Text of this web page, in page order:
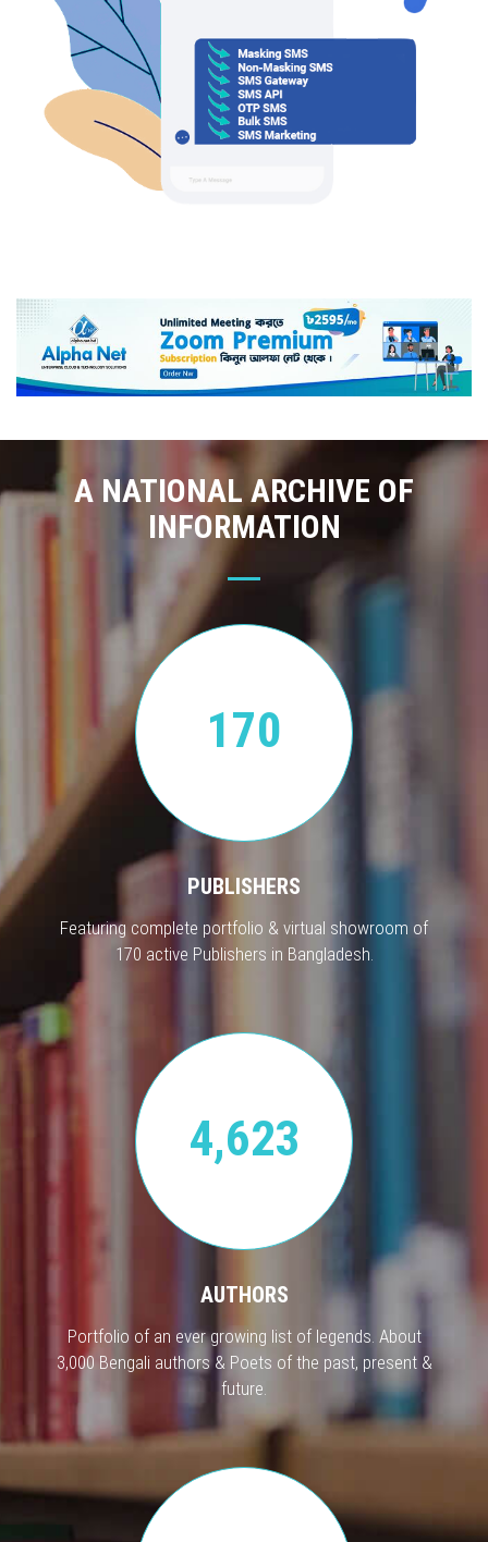
A NATIONAL ARCHIVE OF
INFORMATION
170
PUBLISHERS
Featuring complete portfolio & virtual showroom of
170 active Publishers in Bangladesh.
4,623
AUTHORS
Portfolio of an ever growing list of legends. About
3,000 Bengali authors & Poets of the past, present &
future.